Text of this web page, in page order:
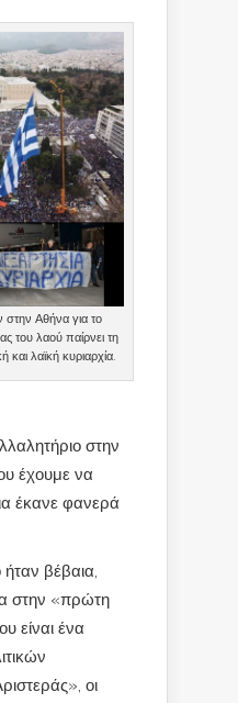
στην Αθήνα για το
του λαού παίρνει τη
και λαϊκή κυριαρχία.
στην
έχουμε να
έκανε φανερά
βέβαια,
στην «πρώτη
είναι ένα
οι